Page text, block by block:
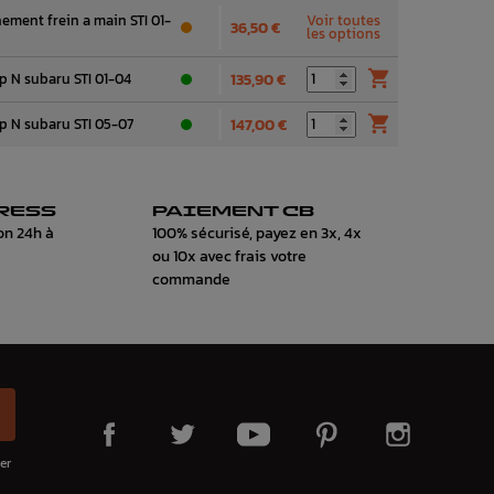
frein a main STI 01- 36,50 € Voir toutes
les options
N subaru STI 01-04 135,90 € 
N subaru STI 05-07 147,00 € 
24h à
PAIEMENT CB
100% sécurisé, payez en 3x, 4x
ou 10x avec frais votre
commande